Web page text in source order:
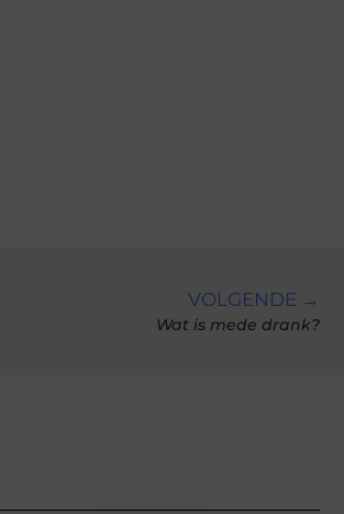
VOLGENDE →
Wat is mede drank?